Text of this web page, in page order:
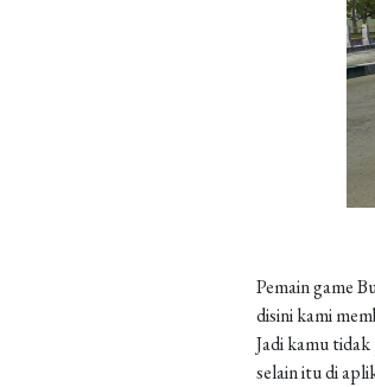
Pemain game
disini kami
Jadi kamu
selain itu di